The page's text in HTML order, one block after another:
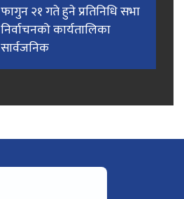
फागुन २१ गते हुने प्रतिनिधि सभा
निर्वाचनको कार्यतालिका
सार्वजनिक